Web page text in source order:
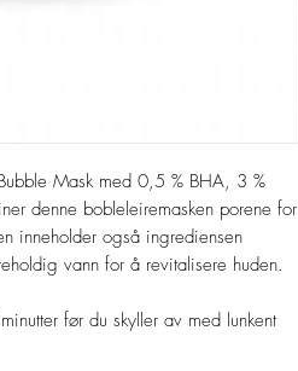
Mask med 0,5 % BHA, 3 %
denne bobleleiremasken porene for
inneholder også ingrediensen
vann for å revitalisere huden.
før du skyller av med lunkent